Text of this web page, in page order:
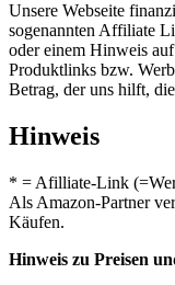
Unsere Webseite
sogenannten Affiliate
oder einem Hinweis
Produktlinks bzw.
Betrag, der uns hilft,
Hinweis
* = Afilliate-Link
Als Amazon-Partner
Käufen.
Hinweis zu Preisen